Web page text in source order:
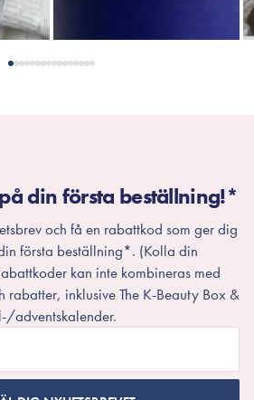
din första beställning!*
och få en rabattkod som ger dig
första beställning*. (Kolla din
kan inte kombineras med
rabatter, inklusive The K-Beauty Box &
adventskalender.